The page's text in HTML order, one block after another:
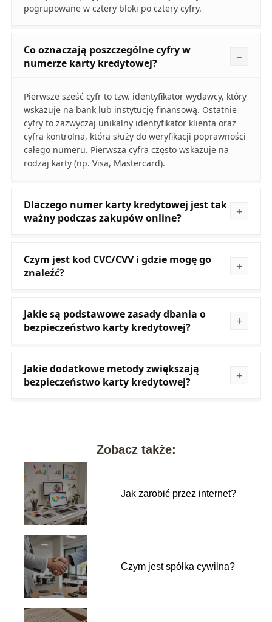
pogrupowane w cztery bloki po cztery cyfry.
Co oznaczają poszczególne cyfry w
numerze karty kredytowej?
Pierwsze sześć cyfr to tzw. identyfikator wydawcy, który
wskazuje na bank lub instytucję finansową. Ostatnie
cyfry to zazwyczaj unikalny identyfikator klienta oraz
cyfra kontrolna, która służy do weryfikacji poprawności
całego numeru. Pierwsza cyfra często wskazuje na
rodzaj karty (np. Visa, Mastercard).
Dlaczego numer karty kredytowej jest tak
ważny podczas zakupów online?
Czym jest kod CVC/CVV i gdzie mogę go
znaleźć?
Jakie są podstawowe zasady dbania o
bezpieczeństwo karty kredytowej?
Jakie dodatkowe metody zwiększają
bezpieczeństwo karty kredytowej?
Zobacz także:
Jak zarobić przez internet?
Czym jest spółka cywilna?